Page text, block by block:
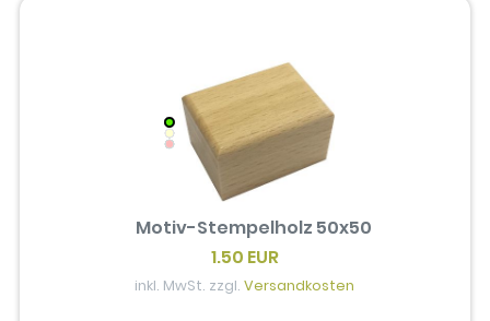
Motiv-Stempelholz 50x50
1.50 EUR
inkl. MwSt. zzgl.Versandkosten